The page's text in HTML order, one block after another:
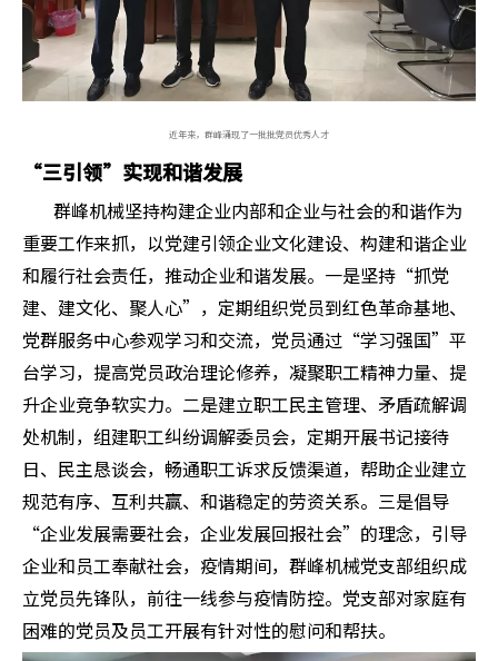
近年来，群峰涌现了一批批党员优秀人才
“三引领”实现和谐发展
群峰机械坚持构建企业内部和企业与社会的和谐作为
重要工作来抓，以党建引领企业文化建设、构建和谐企业
和履行社会责任，推动企业和谐发展。一是坚持“抓党
建、建文化、聚人心”，定期组织党员到红色革命基地、
党群服务中心参观学习和交流，党员通过“学习强国”平
台学习，提高党员政治理论修养，凝聚职工精神力量、提
升企业竞争软实力。二是建立职工民主管理、矛盾疏解调
处机制，组建职工纠纷调解委员会，定期开展书记接待
日、民主恳谈会，畅通职工诉求反馈渠道，帮助企业建立
规范有序、互利共赢、和谐稳定的劳资关系。三是倡导
“企业发展需要社会，企业发展回报社会”的理念，引导
企业和员工奉献社会，疫情期间，群峰机械党支部组织成
立党员先锋队，前往一线参与疫情防控。党支部对家庭有
困难的党员及员工开展有针对性的慰问和帮扶。